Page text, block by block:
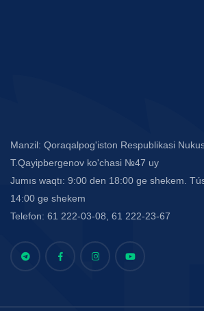
Manzil: Qoraqalpog'iston Respublikasi
T.Qayipbergenov ko'chasi №47 uy
Jumıs waqtı: 9:00 den 18:00 ge shekem.
14:00 ge shekem
Telefon: 61 222-03-08, 61 222-23-67